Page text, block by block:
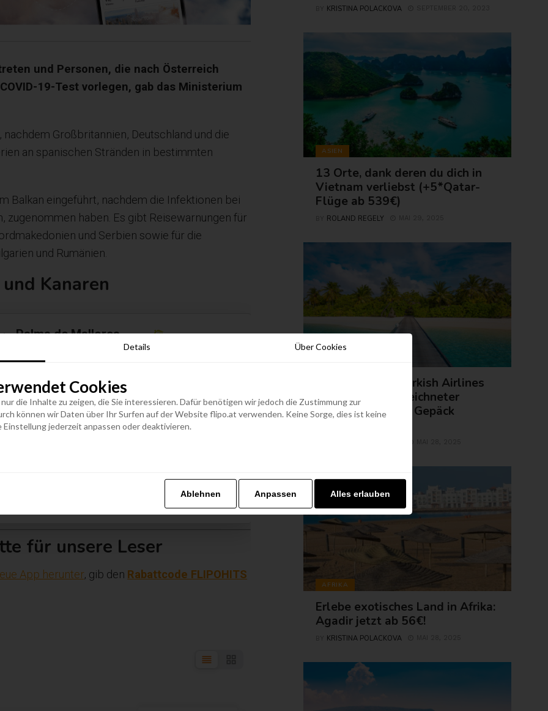
und Personen, die nach Österreich
19-Test vorlegen, gab das Ministerium
Großbritannien, Deutschland und die
an spanischen Stränden in bestimmten
Balkan eingeführt, nachdem die Infektionen bei
zugenommen haben. Es gibt Reisewarnungen für
und Serbien sowie für die
und Rumänien.
Kanaren
Palma de Mallorca
Termine anzeigen
für unsere Leser
App herunter, gib den Rabattcode FLIPOHITS
KRISTINA POLACKOVA
ASIEN
13 Orte, dank deren du dich in
Vietnam verliebst (+5*Qatar-
Flüge ab 539€)
ROLAND REGELY
Malediven mit Turkish Airlines
ab 649€!(ausgezeichneter
Service und 30kg Gepäck
AFRIKA
Erlebe exotisches Land in Afrika:
Agadir jetzt ab 56€!
KRISTINA POLACKOVA
Details Über Cookies
Cookies
die Inhalte zu zeigen, die Sie interessieren. Dafür benötigen wir jedoch die Zustimmung zur
können wir Daten über Ihr Surfen auf der Website flipo.at verwenden. Keine Sorge, dies ist keine
jederzeit anpassen oder deaktivieren.
Ablehnen Anpassen Alles erlauben